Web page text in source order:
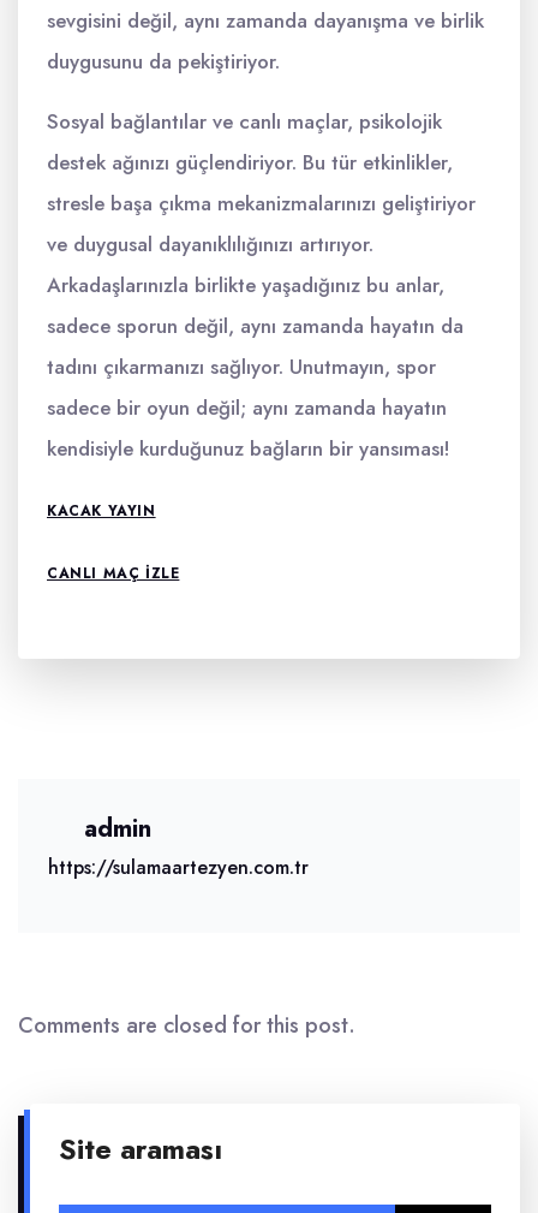
sevgisini değil, aynı zamanda dayanışma ve birlik
duygusunu da pekiştiriyor.
Sosyal bağlantılar ve canlı maçlar, psikolojik
destek ağınızı güçlendiriyor. Bu tür etkinlikler,
stresle başa çıkma mekanizmalarınızı geliştiriyor
ve duygusal dayanıklılığınızı artırıyor.
Arkadaşlarınızla birlikte yaşadığınız bu anlar,
sadece sporun değil, aynı zamanda hayatın da
tadını çıkarmanızı sağlıyor. Unutmayın, spor
sadece bir oyun değil; aynı zamanda hayatın
kendisiyle kurduğunuz bağların bir yansıması!
KACAK YAYIN
CANLI MAÇ İZLE
admin
https://sulamaartezyen.com.tr
Comments are closed for this post.
Site araması